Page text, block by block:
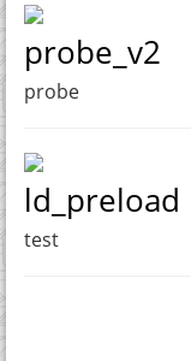
probe_v2
probe
ld_preload
test